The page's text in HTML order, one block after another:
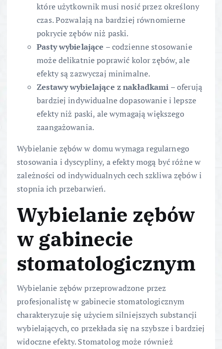
które użytkownik musi nosić przez określony
czas. Pozwalają na bardziej równomierne
pokrycie zębów niż paski.
Pasty wybielające – codzienne stosowanie
może delikatnie poprawić kolor zębów, ale
efekty są zazwyczaj minimalne.
Zestawy wybielające z nakładkami – oferują
bardziej indywidualne dopasowanie i lepsze
efekty niż paski, ale wymagają większego
zaangażowania.
Wybielanie zębów w domu wymaga regularnego
stosowania i dyscypliny, a efekty mogą być różne w
zależności od indywidualnych cech szkliwa zębów i
stopnia ich przebarwień.
Wybielanie zębów
w gabinecie
stomatologicznym
Wybielanie zębów przeprowadzone przez
profesjonalistę w gabinecie stomatologicznym
charakteryzuje się użyciem silniejszych substancji
wybielających, co przekłada się na szybsze i bardziej
widoczne efekty. Stomatolog może również